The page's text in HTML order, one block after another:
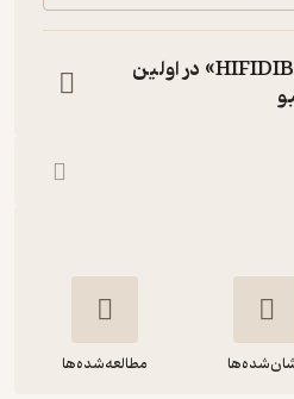
تخفیف با کد «HIFIDIBO» در اولین
مطالعه‌شده‌ها